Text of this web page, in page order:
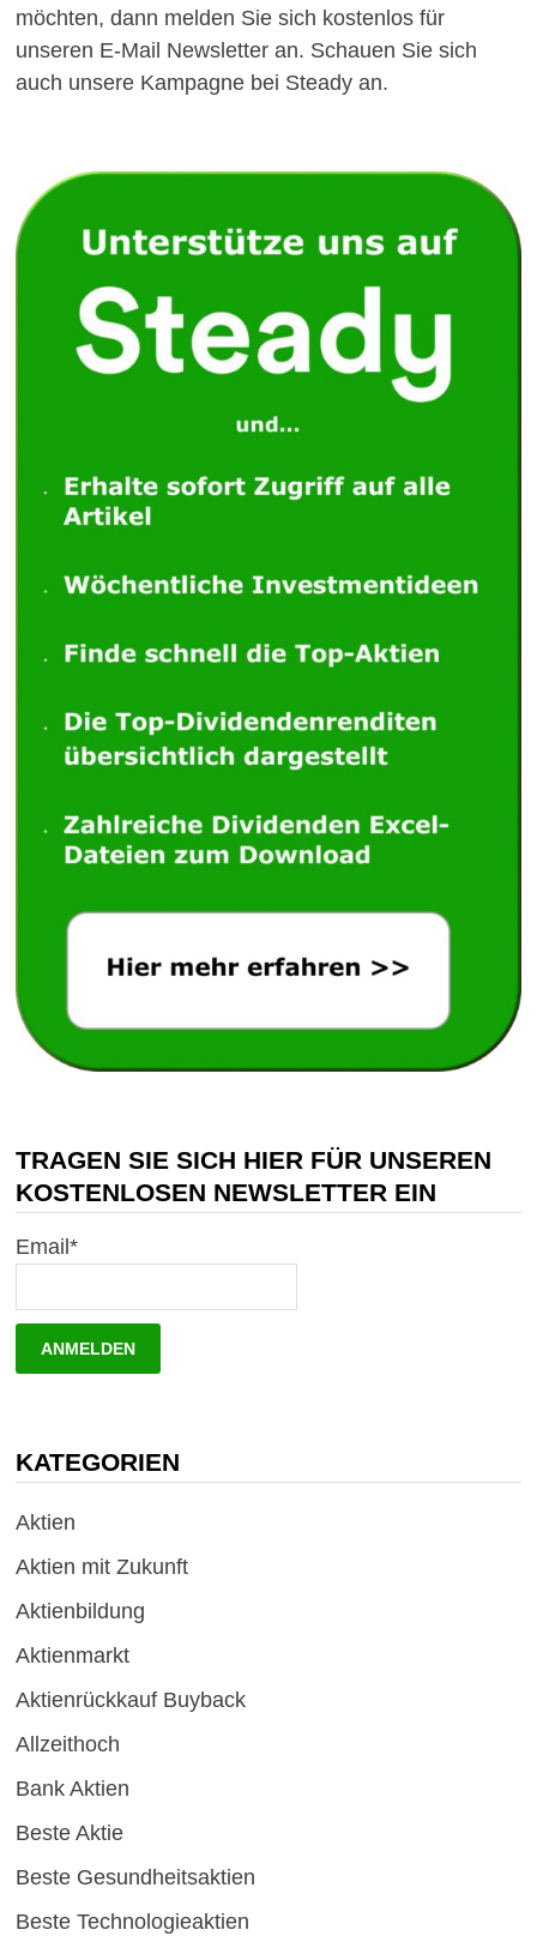
möchten, dann melden Sie sich kostenlos für
unseren E-Mail Newsletter an. Schauen Sie sich
auch unsere Kampagne bei Steady an.
TRAGEN SIE SICH HIER FÜR UNSEREN
KOSTENLOSEN NEWSLETTER EIN
Email*
KATEGORIEN
Aktien
Aktien mit Zukunft
Aktienbildung
Aktienmarkt
Aktienrückkauf Buyback
Allzeithoch
Bank Aktien
Beste Aktie
Beste Gesundheitsaktien
Beste Technologieaktien